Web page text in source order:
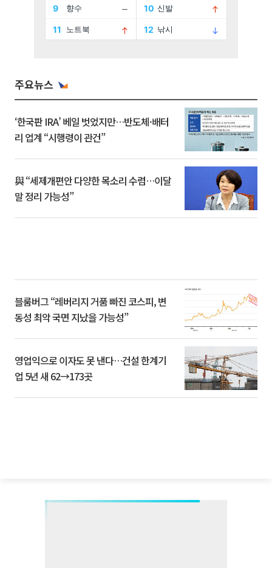
주요뉴스
‘한국판 IRA’ 베일 벗었지만…반도체·배터
리 업계 “시행령이 관건”
與 “세제개편안 다양한 목소리 수렴…이달
말 정리 가능성”
블룸버그 “레버리지 거품 빠진 코스피, 변
동성 최악 국면 지났을 가능성”
영업익으로 이자도 못 낸다…건설 한계기
업 5년 새 62→173곳